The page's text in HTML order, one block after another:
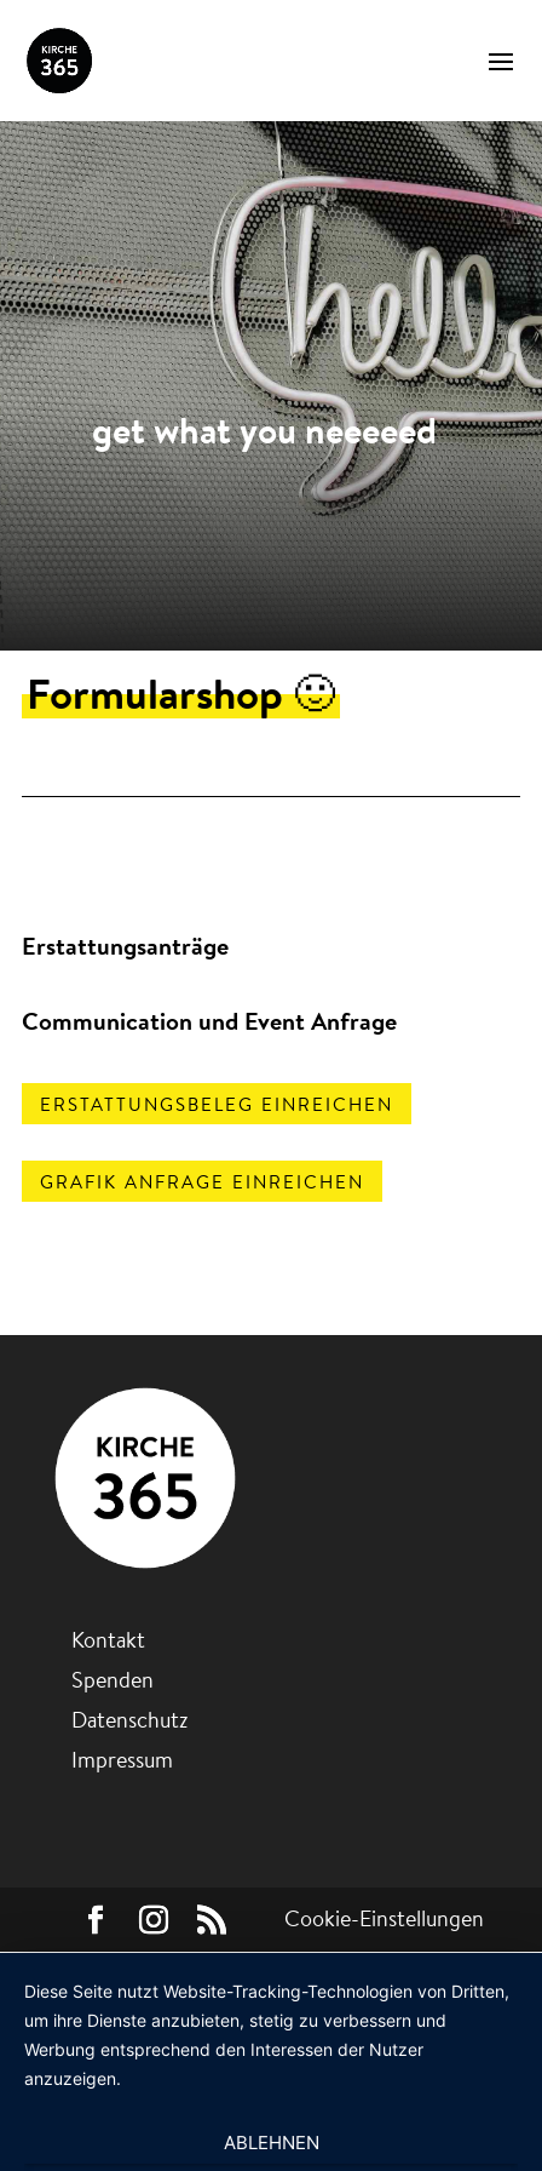
get what you neeeeed
Formularshop 🙂
Erstattungsanträge
Communication und Event Anfrage
ERSTATTUNGSBELEG EINREICHEN
GRAFIK ANFRAGE EINREICHEN
Kontakt
Spenden
Datenschutz
Impressum
Cookie-Einstellungen
Diese Seite nutzt Website-Tracking-Technologien von Dritten,
um ihre Dienste anzubieten, stetig zu verbessern und
Werbung entsprechend den Interessen der Nutzer
anzuzeigen.
ABLEHNEN